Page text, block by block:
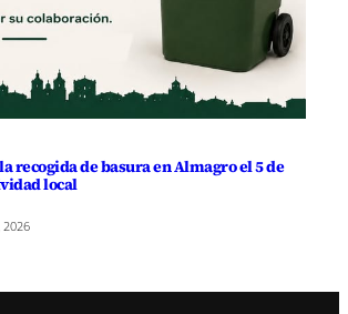
recogida de basura en Almagro el 5 de
local
2026